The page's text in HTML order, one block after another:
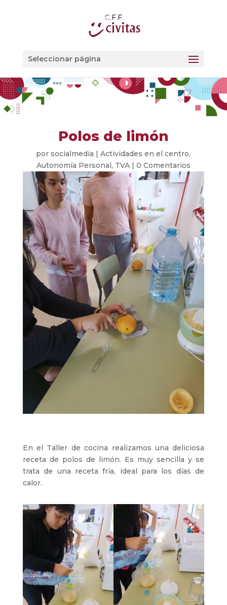
Seleccionar página
Polos de limón
porsocialmedia |Actividades en el centro,
Autonomía Personal, TVA| 0 Comentarios
En el Taller de cocina realizamos una deliciosa
receta de polos de limón. Es muy sencilla y se
trata de una receta fría, ideal para los días de
calor.